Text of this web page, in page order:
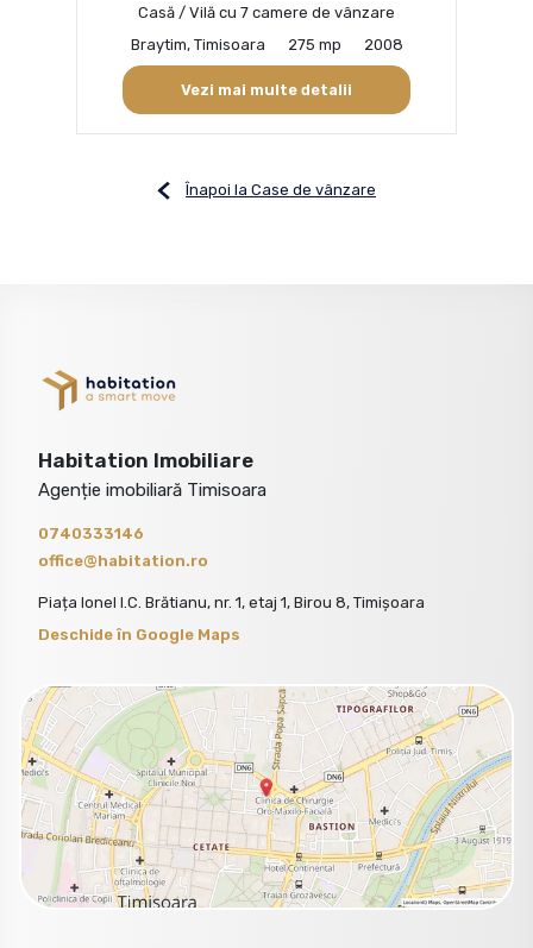
Casă / Vilă cu 7 camere de vânzare
Braytim, Timisoara
275 mp 2008
Vezi mai multe detalii
Înapoi la Case de vânzare
Habitation Imobiliare
Agenție imobiliară Timisoara
0740333146
office@habitation.ro
Piața Ionel I.C. Brătianu, nr. 1, etaj 1, Birou 8, Timișoara
Deschide în Google Maps